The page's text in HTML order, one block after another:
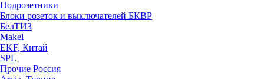
Подрозетники
Блоки розеток и выключателей БКВР
БелТИЗ
Makel
EKF, Китай
SPL
Прочие Россия